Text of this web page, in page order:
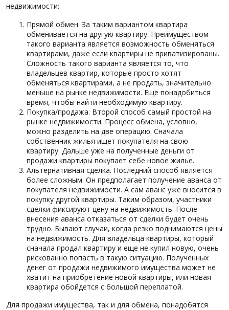
недвижимости:
Прямой обмен. За таким вариантом квартира
обменивается на другую квартиру. Преимуществом
такого варианта является возможность обменяться
квартирами, даже если квартиры не приватизированы.
Сложность такого варианта является то, что
владельцев квартир, которые просто хотят
обменяться квартирами, а не продать, значительно
меньше на рынке недвижимости. Еще понадобиться
время, чтобы найти необходимую квартиру.
Покупка/продажа. Второй способ самый простой на
рынке недвижимости. Процесс обмена, условно,
можно разделить на две операцию. Сначала
собственник жилья ищет покупателя на свою
квартиру. Дальше уже на полученные деньги от
продажи квартиры покупает себе новое жилье.
Альтернативная сделка. Последний способ является
более сложным. Он предполагает получение аванса от
покупателя недвижимости. А сам аванс уже вносится в
покупку другой квартиры. Таким образом, участники
сделки фиксируют цену на недвижимость. После
внесения аванса отказаться от сделки будет очень
трудно. Бывают случаи, когда резко поднимаются цены
на недвижимость. Для владельца квартиры, который
сначала продал квартиру и еще не купил новую, очень
рискованно попасть в такую ситуацию. Полученных
денег от продажи недвижимого имущества может не
хватит на приобретение новой квартиры, или новая
квартира обойдется с большой переплатой.
Для продажи имущества, так и для обмена, понадобятся